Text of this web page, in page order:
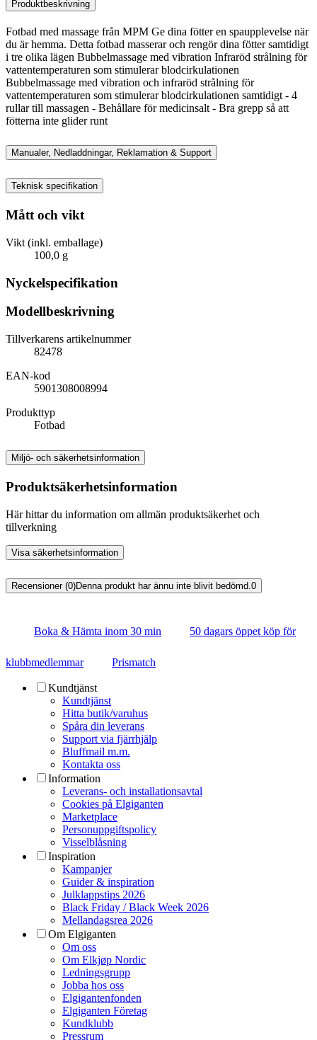
Produktbeskrivning
Fotbad med massage från MPM Ge dina fötter en spaupplevelse när
du är hemma. Detta fotbad masserar och rengör dina fötter samtidigt
i tre olika lägen Bubbelmassage med vibration Infraröd strålning för
vattentemperaturen som stimulerar blodcirkulationen
Bubbelmassage med vibration och infraröd strålning för
vattentemperaturen som stimulerar blodcirkulationen samtidigt - 4
rullar till massagen - Behållare för medicinsalt - Bra grepp så att
fötterna inte glider runt
Manualer, Nedladdningar, Reklamation & Support
Teknisk specifikation
Mått och vikt
Vikt (inkl. emballage)
100,0 g
Nyckelspecifikation
Modellbeskrivning
Tillverkarens artikelnummer
82478
EAN-kod
5901308008994
Produkttyp
Fotbad
Miljö- och säkerhetsinformation
Produktsäkerhetsinformation
Här hittar du information om allmän produktsäkerhet och
tillverkning
Visa säkerhetsinformation
Recensioner (0)Denna produkt har ännu inte blivit bedömd. 0
Boka & Hämta inom 30 min 50 dagars öppet köp för
klubbmedlemmar Prismatch
Kundtjänst
Kundtjänst
Hitta butik/varuhus
Spåra din leverans
Support via fjärrhjälp
Bluffmail m.m.
Kontakta oss
Information
Leverans- och installationsavtal
Cookies på Elgiganten
Marketplace
Personuppgiftspolicy
Visselblåsning
Inspiration
Kampanjer
Guider & inspiration
Julklappstips 2026
Black Friday / Black Week 2026
Mellandagsrea 2026
Om Elgiganten
Om oss
Om Elkjøp Nordic
Ledningsgrupp
Jobba hos oss
Elgigantenfonden
Elgiganten Företag
Kundklubb
Pressrum